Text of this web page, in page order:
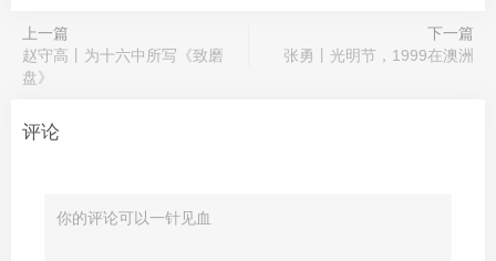
上一篇
赵守高丨为十六中所写《致磨
盘》
下一篇
张勇丨光明节，1999在澳洲
评论